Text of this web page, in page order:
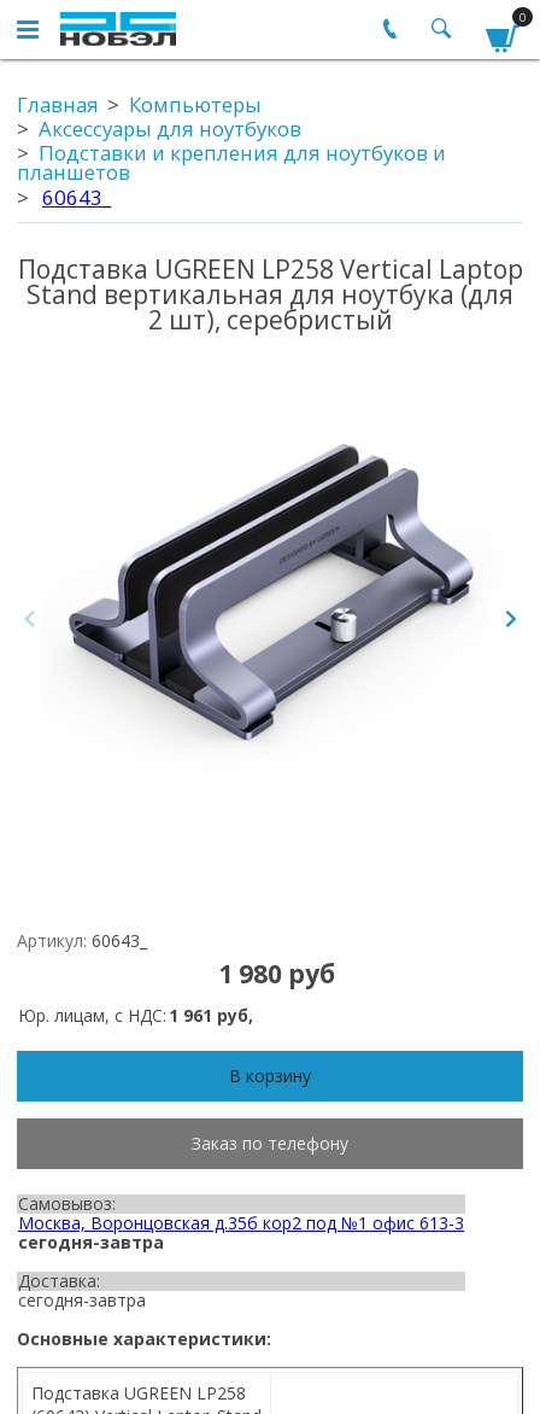
0
Главная
Компьютеры
Аксессуары для ноутбуков
Подставки и крепления для ноутбуков и
планшетов
60643_
Подставка UGREEN LP258 Vertical Laptop
Stand вертикальная для ноутбука (для
2 шт), серебристый
Артикул: 60643_
1 980 руб
Юр. лицам, с НДС: 1 961 руб,
В корзину
Заказ по телефону
Самовывоз:
Москва, Воронцовская д.35б кор2 под №1 офис 613-3
сегодня-завтра
Доставка:
сегодня-завтра
Основные характеристики:
Подставка UGREEN LP258